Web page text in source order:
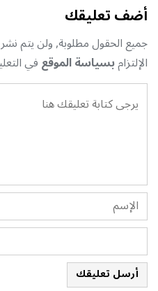
أضف تعليقك
جميع الحقول مطلوبة, ولن يتم
الإلتزامبسياسة الموقعفي
أرسل تعليقك